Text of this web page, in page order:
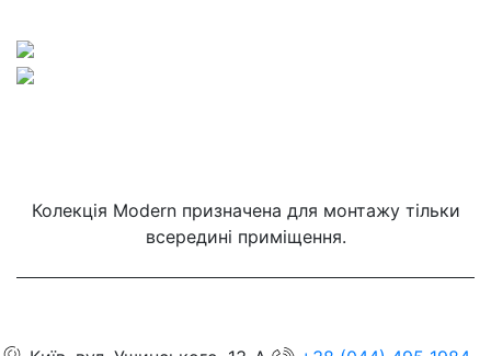
Колекція Modern призначена для монтажу тільки
всередині приміщення.